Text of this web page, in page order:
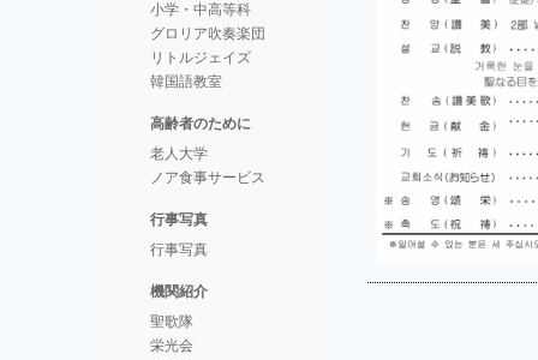
小学・中高等科
グロリア吹奏楽団
リトルジェイズ
韓国語教室
高齢者のために
老人大学
ノア食事サービス
行事写真
行事写真
機関紹介
聖歌隊
栄光会